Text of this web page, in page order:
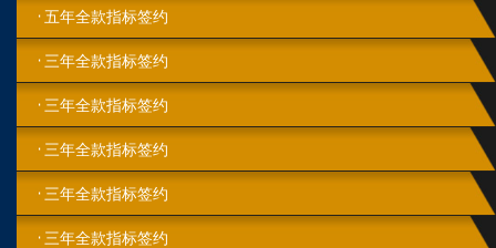
五年全款指标签约
三年全款指标签约
三年全款指标签约
三年全款指标签约
三年全款指标签约
三年全款指标签约